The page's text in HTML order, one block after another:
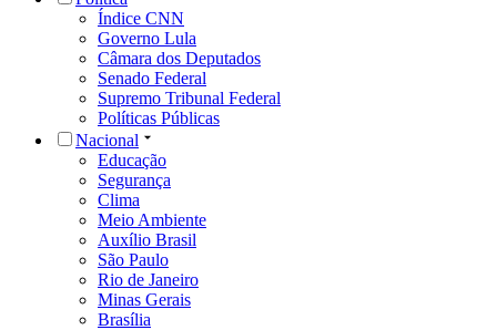
Índice CNN
Governo Lula
Câmara dos Deputados
Senado Federal
Supremo Tribunal Federal
Políticas Públicas
Nacional
Educação
Segurança
Clima
Meio Ambiente
Auxílio Brasil
São Paulo
Rio de Janeiro
Minas Gerais
Brasília